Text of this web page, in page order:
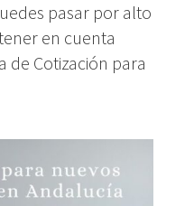
pasar por alto
en cuenta
de Cotización para